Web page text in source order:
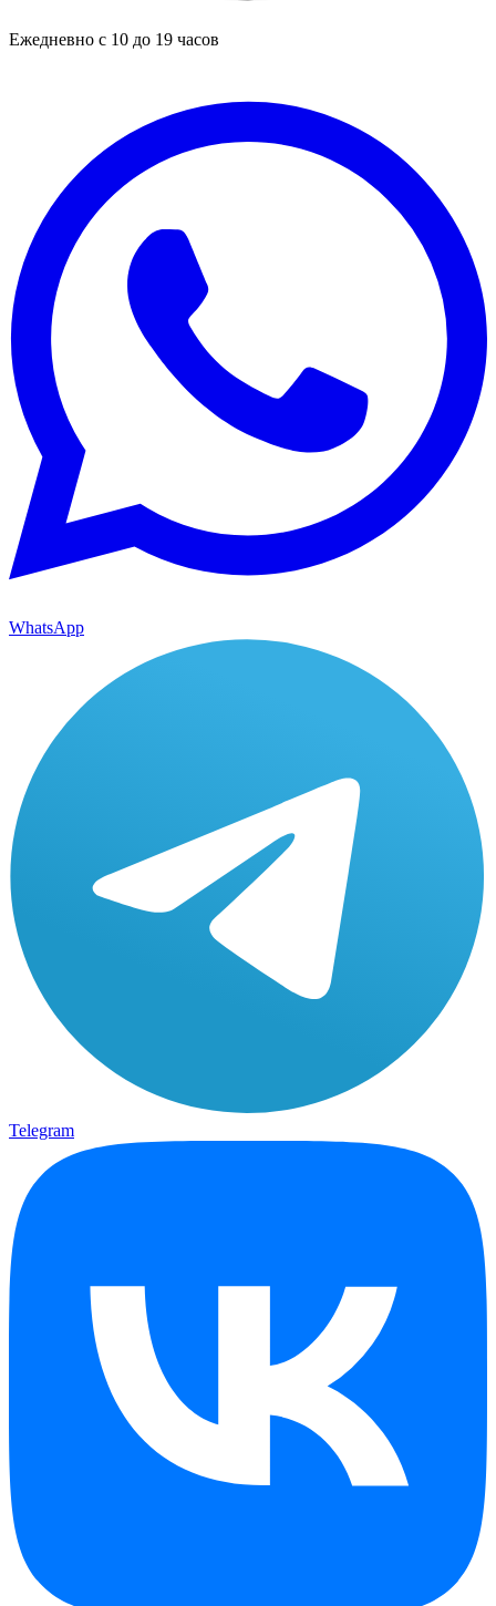
Ежедневно с 10 до 19 часов
WhatsApp
Telegram